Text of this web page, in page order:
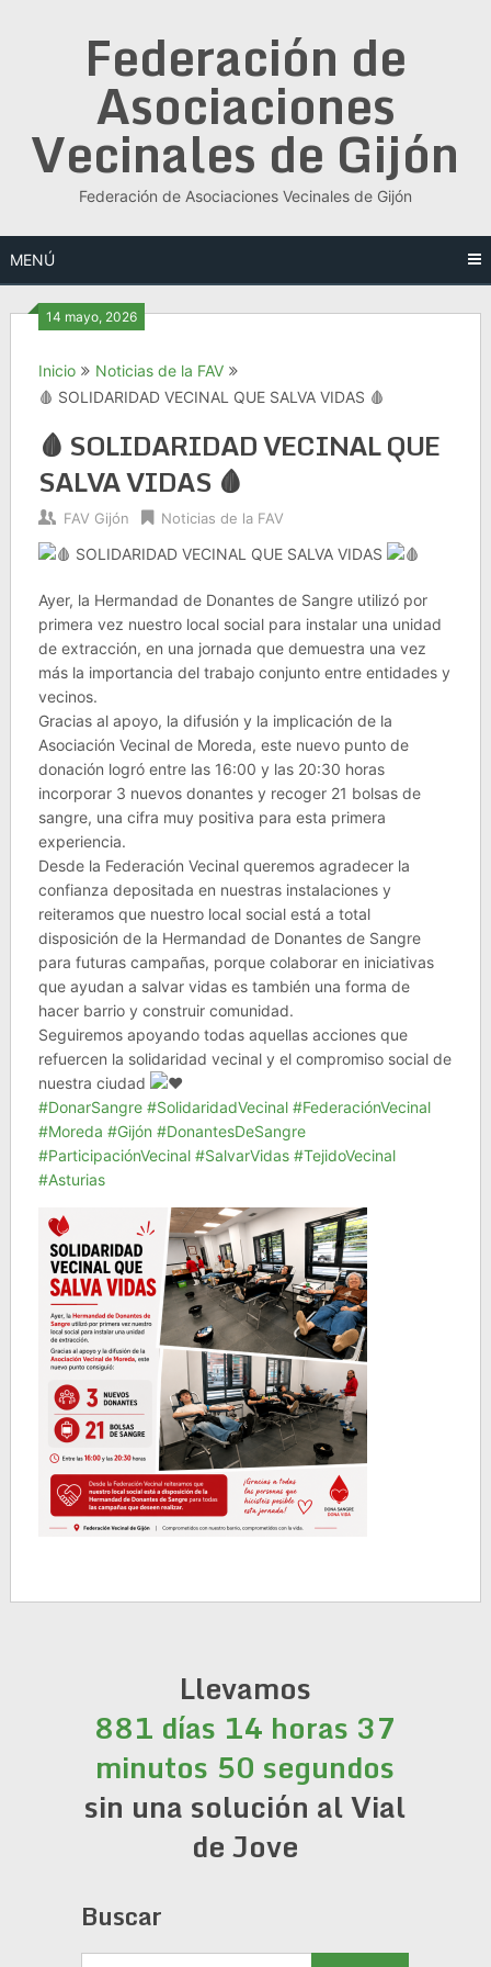
Federación de
Asociaciones
Vecinales de Gijón
Federación de Asociaciones Vecinales de Gijón
MENÚ
14 mayo, 2026
Inicio
Noticias de la FAV
🩸 SOLIDARIDAD VECINAL QUE SALVA VIDAS 🩸
🩸 SOLIDARIDAD VECINAL QUE
SALVA VIDAS 🩸
FAV Gijón Noticias de la FAV
SOLIDARIDAD VECINAL QUE SALVA VIDAS
Ayer, la Hermandad de Donantes de Sangre utilizó por
primera vez nuestro local social para instalar una unidad
de extracción, en una jornada que demuestra una vez
más la importancia del trabajo conjunto entre entidades y
vecinos.
Gracias al apoyo, la difusión y la implicación de la
Asociación Vecinal de Moreda, este nuevo punto de
donación logró entre las 16:00 y las 20:30 horas
incorporar 3 nuevos donantes y recoger 21 bolsas de
sangre, una cifra muy positiva para esta primera
experiencia.
Desde la Federación Vecinal queremos agradecer la
confianza depositada en nuestras instalaciones y
reiteramos que nuestro local social está a total
disposición de la Hermandad de Donantes de Sangre
para futuras campañas, porque colaborar en iniciativas
que ayudan a salvar vidas es también una forma de
hacer barrio y construir comunidad.
Seguiremos apoyando todas aquellas acciones que
refuercen la solidaridad vecinal y el compromiso social de
nuestra ciudad
#DonarSangre #SolidaridadVecinal #FederaciónVecinal
#Moreda #Gijón #DonantesDeSangre
#ParticipaciónVecinal #SalvarVidas #TejidoVecinal
#Asturias
Llevamos
881 días 14 horas 37
minutos 51 segundos
sin una solución al Vial
de Jove
Buscar